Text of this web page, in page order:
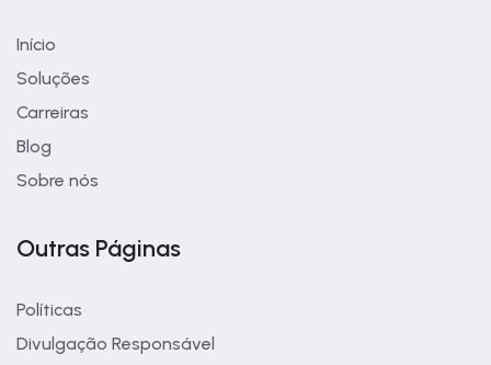
Início
Soluções
Carreiras
Blog
Sobre nós
Outras Páginas
Políticas
Divulgação Responsável